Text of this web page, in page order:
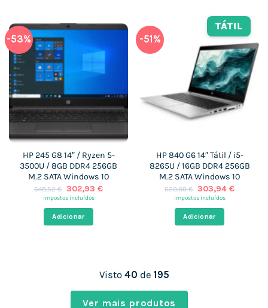
-53%
HP 245 G8 14″ / Ryzen 5-
3500U / 8GB DDR4 256GB
M.2 SATA Windows 10
648,52€ O
preço
era:
648,52 €.
302,93 €O
impostos incluídos
Adicionar
-51%
TÁTIL
HP 840 G6 14″ Tátil / i5-
8265U / 16GB DDR4 256GB
M.2 SATA Windows 10
620,00€ O
preço
era:
620,00 €.
303,94 €O
impostos incluídos
Adicionar
Visto 40 de 195
Ver mais produtos